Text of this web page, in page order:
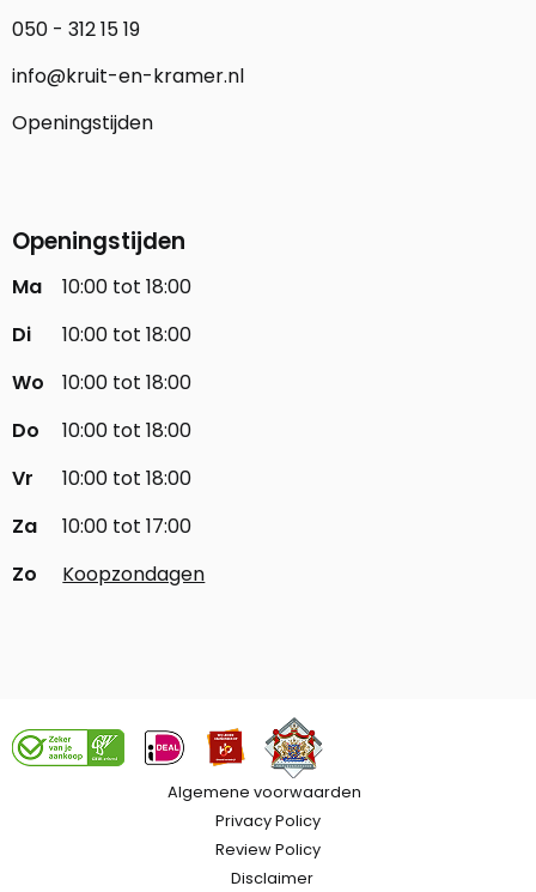
050 - 312 15 19
info@kruit-en-kramer.nl
Openingstijden
Openingstijden
Ma
10:00 tot 18:00
Di
10:00 tot 18:00
Wo
10:00 tot 18:00
Do
10:00 tot 18:00
Vr
10:00 tot 18:00
Za
10:00 tot 17:00
Zo
Koopzondagen
Algemene voorwaarden
Privacy Policy
Review Policy
Disclaimer